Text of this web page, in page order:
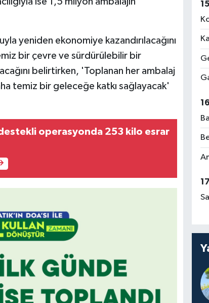
yeniden ekonomiye kazandırılacağını
bir çevre ve sürdürülebilir bir
belirtirken, 'Toplanan her ambalaj
temiz bir geleceğe katkı sağlayacak'
operasyonda 253 kilo esrar